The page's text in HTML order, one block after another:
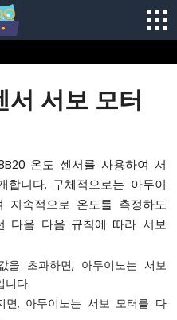
서 서보 모터
온도 센서를 사용하여 서
니다. 구체적으로는 아두이
지속적으로 온도를 측정하도
다음 다음 규칙에 따라 서보
을 초과하면, 아두이노는 서보
니다.
면, 아두이노는 서보 모터를 다